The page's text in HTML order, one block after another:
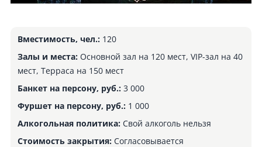
Вместимость, чел.:120
Залы и места:Основной зал на 120 мест, VIP-зал на 40
мест, Терраса на 150 мест
Банкет на персону, руб.:3 000
Фуршет на персону, руб.:1 000
Алкогольная политика:Свой алкоголь нельзя
Стоимость закрытия:Согласовывается